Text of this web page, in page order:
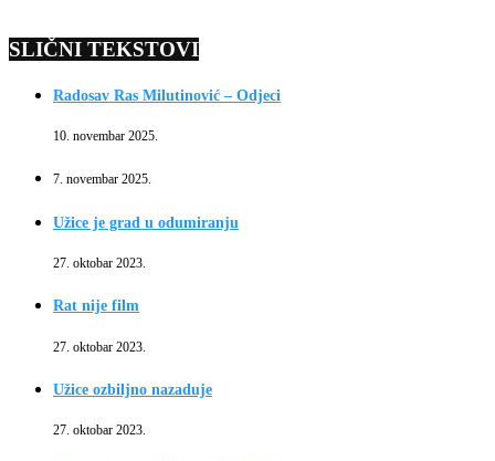
SLIČNI TEKSTOVI
Radosav Ras Milutinović – Odjeci
10. novembar 2025.
7. novembar 2025.
Užice je grad u odumiranju
27. oktobar 2023.
Rat nije film
27. oktobar 2023.
Užice ozbiljno nazaduje
27. oktobar 2023.